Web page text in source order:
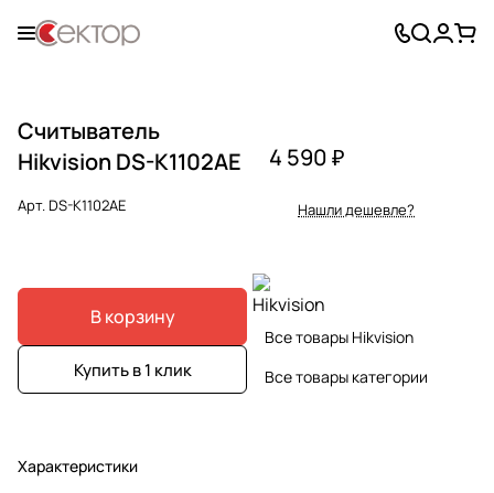
Считыватель
Hikvision DS-K1102AE
Арт.DS-K1102AE
В корзину
Купить в 1 клик
Характеристики
4 590 ₽
Нашли дешевле?
Все товары Hikvision
Все товары категории